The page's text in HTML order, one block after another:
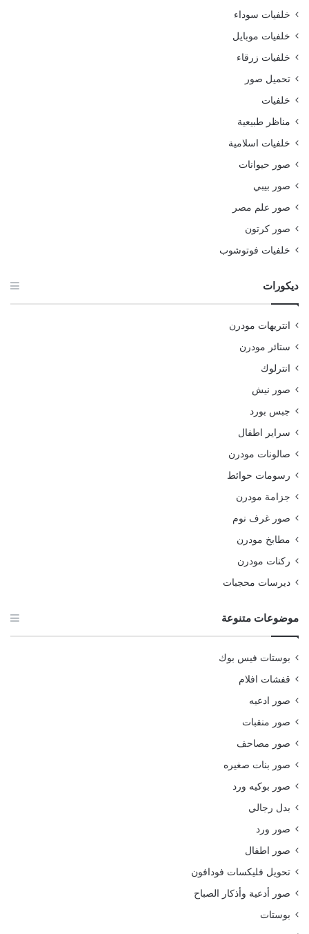
خلفيات سوداء
خلفيات موبايل
خلفيات زرقاء
تحميل صور
خلفيات
مناظر طبيعية
خلفيات اسلامية
صور حيوانات
صور بيبي
صور علم مصر
صور كرتون
خلفيات فوتوشوب
ديكورات
انتريهات مودرن
ستائر مودرن
انترلوك
صور نيش
جبس بورد
سراير اطفال
صالونات مودرن
رسومات حوائط
جزامة مودرن
صور غرف نوم
مطابخ مودرن
ركنات مودرن
ديرسات محجبات
موضوعات متنوعة
بوستات فيس بوك
قفشات افلام
صور ادعيه
صور منقبات
صور مصاحف
صور بنات صغيره
صور بوكيه ورد
بدل رجالي
صور ورد
صور اطفال
تحويل فليكسات فودافون
صور أدعية وأذكار الصباح
بوستات